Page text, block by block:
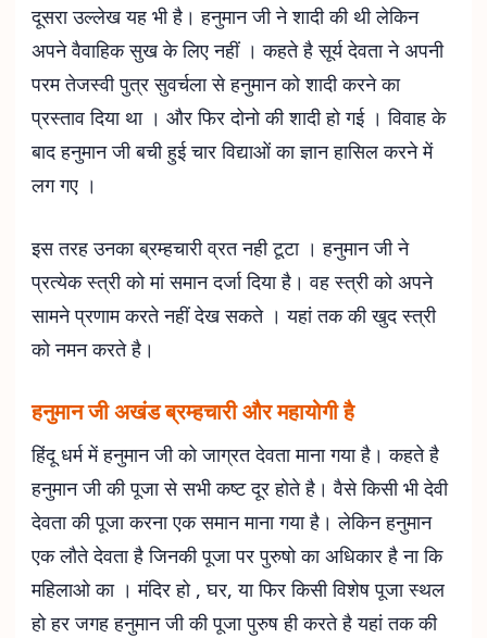
दूसरा उल्लेख यह भी है। हनुमान जी ने शादी की थी लेकिन
अपने वैवाहिक सुख के लिए नहीं । कहते है सूर्य देवता ने अपनी
परम तेजस्वी पुत्र सुवर्चला से हनुमान को शादी करने का
प्रस्ताव दिया था । और फिर दोनो की शादी हो गई । विवाह के
बाद हनुमान जी बची हुई चार विद्याओं का ज्ञान हासिल करने में
लग गए ।
इस तरह उनका ब्रम्हचारी व्रत नही टूटा । हनुमान जी ने
प्रत्येक स्त्री को मां समान दर्जा दिया है। वह स्त्री को अपने
सामने प्रणाम करते नहीं देख सकते । यहां तक की खुद स्त्री
को नमन करते है।
हनुमान जी अखंड ब्रम्हचारी और महायोगी है
हिंदू धर्म में हनुमान जी को जाग्रत देवता माना गया है। कहते है
हनुमान जी की पूजा से सभी कष्ट दूर होते है। वैसे किसी भी देवी
देवता की पूजा करना एक समान माना गया है। लेकिन हनुमान
एक लौते देवता है जिनकी पूजा पर पुरुषो का अधिकार है ना कि
महिलाओ का । मंदिर हो , घर, या फिर किसी विशेष पूजा स्थल
हो हर जगह हनुमान जी की पूजा पुरुष ही करते है यहां तक की